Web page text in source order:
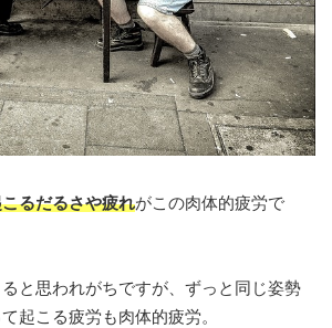
るだるさや疲れがこの肉体的疲労で
と思われがちですが、ずっと同じ姿勢
起こる疲労も肉体的疲労。